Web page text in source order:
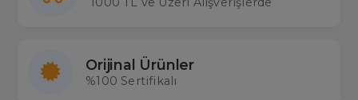
Orijinal Ürünler
%100 Sertifikalı